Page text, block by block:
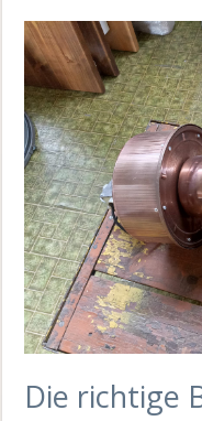
Die richtige